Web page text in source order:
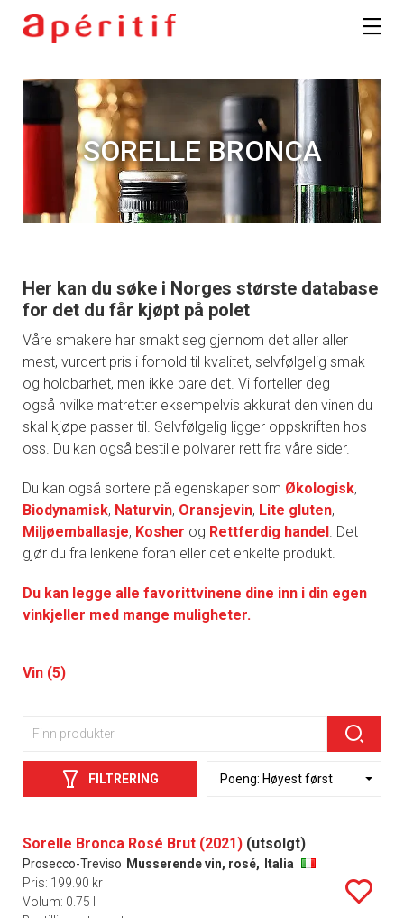
SORELLE BRONCA
Her kan du søke i Norges største database
for det du får kjøpt på polet
Våre smakere har smakt seg gjennom det aller aller
mest, vurdert pris i forhold til kvalitet, selvfølgelig smak
og holdbarhet, men ikke bare det. Vi forteller deg
også hvilke matretter eksempelvis akkurat den vinen du
skal kjøpe passer til. Selvfølgelig ligger oppskriften hos
oss. Du kan også bestille polvarer rett fra våre sider.
Du kan også sortere på egenskaper som Økologisk,
Biodynamisk, Naturvin, Oransjevin, Lite gluten,
Miljøemballasje, Kosher og Rettferdig handel. Det
gjør du fra lenkene foran eller det enkelte produkt.
Du kan legge alle favorittvinene dine inn i din egen
vinkjeller med mange muligheter.
Vin (5)
FILTRERING
Sorelle Bronca Rosé Brut (2021) (utsolgt)
Prosecco-Treviso Musserende vin, rosé,
Italia
Pris: 199.90 kr
Volum: 0.75 l